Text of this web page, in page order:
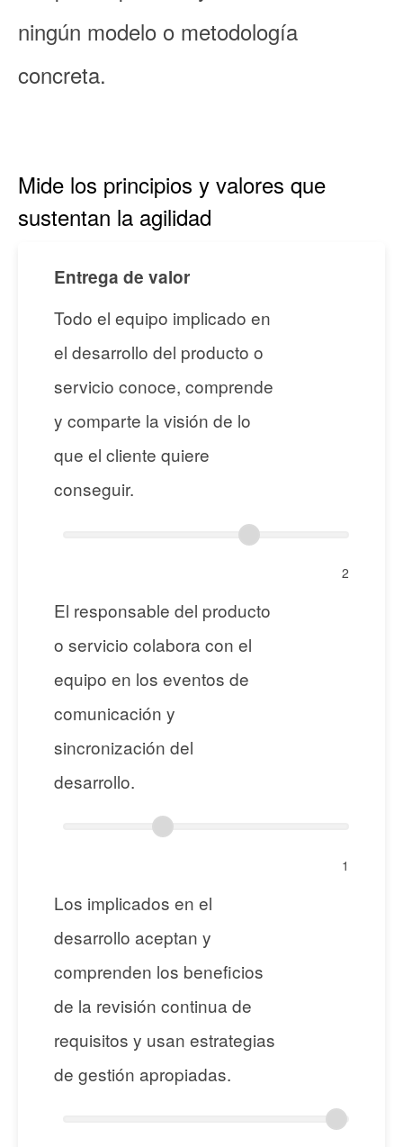
ningún modelo o metodología
concreta.
Mide los principios y valores que
sustentan la agilidad
Entrega de valor
Todo el equipo implicado en
el desarrollo del producto o
servicio conoce, comprende
y comparte la visión de lo
que el cliente quiere
conseguir.
2
El responsable del producto
o servicio colabora con el
equipo en los eventos de
comunicación y
sincronización del
desarrollo.
1
Los implicados en el
desarrollo aceptan y
comprenden los beneficios
de la revisión continua de
requisitos y usan estrategias
de gestión apropiadas.